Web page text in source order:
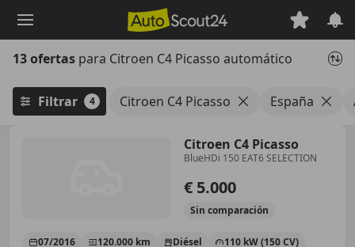
principal
13 ofertas para Citroen C4 Picasso automático
Filtrar 4 Citroen C4 Picasso España
Citroen C4 Picasso
BlueHDi 150 EAT6 SELECTION
€ 5.000
Sin comparación
07/2016 120.000 km Diésel 110 kW (150 CV)